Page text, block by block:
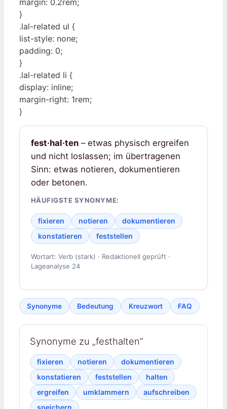
}
.lal-related ul {
list-style: none;
padding: 0;
}
.lal-related li {
display: inline;
margin-right: 1rem;
}
fest·hal·ten– etwas physisch ergreifen
und nicht loslassen; im übertragenen
Sinn: etwas notieren, dokumentieren
oder betonen.
HÄUFIGSTE SYNONYME:
fixieren notieren
dokumentieren
konstatieren
feststellen
Wortart: Verb (stark) · Redaktionell geprüft ·
Lageanalyse 24
Synonyme Bedeutung Kreuzwort FAQ
Synonyme zu „festhalten”
fixieren notieren
dokumentieren
konstatieren
feststellen
halten
ergreifen
umklammern
aufschreiben
speichern